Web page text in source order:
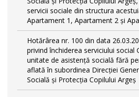
servicii sociale din structura
Apartament 1, Apartament 2 și
Hotărârea nr. 100 din data
privind închiderea serviciului social
unitate de asistență socială fără
aflată în subordinea Direcției
Socială și Protecția Copilului Argeș